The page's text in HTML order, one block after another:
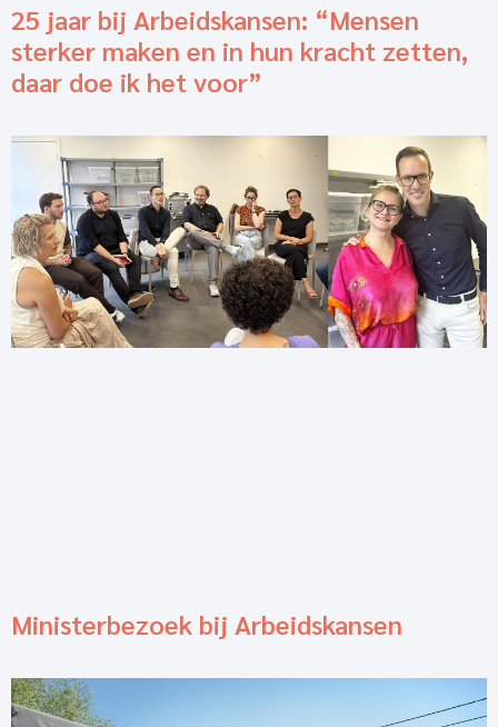
25 jaar bij Arbeidskansen: “Mensen
sterker maken en in hun kracht zetten,
daar doe ik het voor”
Ministerbezoek bij Arbeidskansen